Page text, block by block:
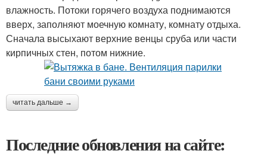
влажность. Потоки горячего воздуха поднимаются
вверх, заполняют моечную комнату, комнату отдыха.
Сначала высыхают верхние венцы сруба или части
кирпичных стен, потом нижние.
читать дальше →
Последние обновления на сайте: